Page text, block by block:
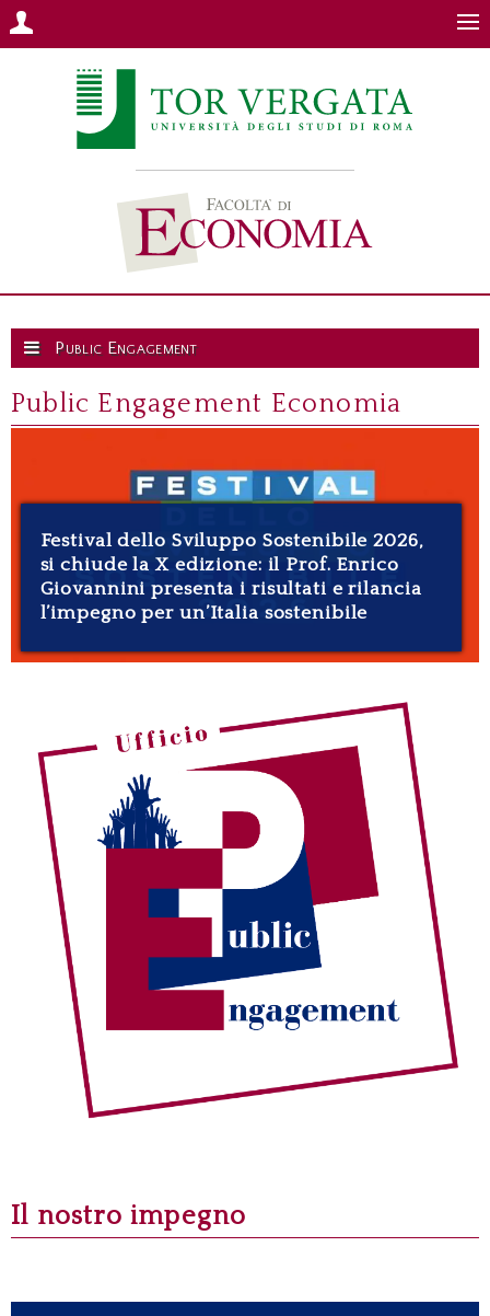
Public Engagement Economia
Con “Lauree Zero Impatto” festa per tutti,
ambiente compreso: un successo firmato
#EconomiaTorVergata & Retake Roma
Il nostro impegno
Public Engagement